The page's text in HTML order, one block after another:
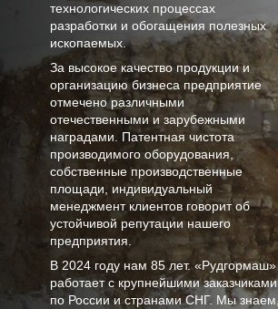
технологических процессах
разработки и обогащения полезных
ископаемых.
За высокое качество продукции и
организацию бизнеса предприятие
отмечено различными
отечественными и зарубежными
наградами. Патентная чистота
производимого оборудования,
собственные производственные
площади, индивидуальный
менеджмент клиентов говорит об
устойчивой репутации нашего
предприятия.
В 2024 году нам 85 лет. «Рудгормаш»
работает с крупнейшими заказчиками
по России и странами СНГ. Мы знаем,